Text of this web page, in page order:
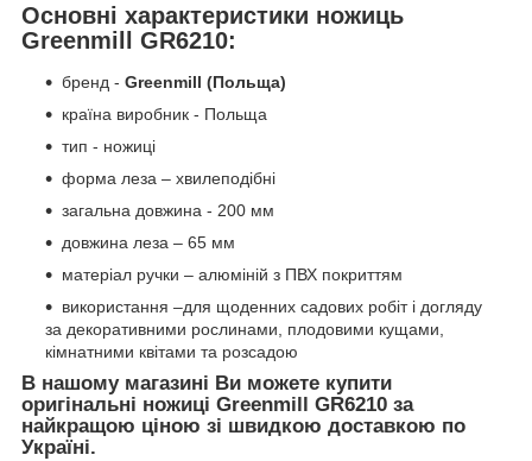
Основні характеристики ножиць
Greenmill GR6210:
бренд - Greenmill (Польща)
країна виробник - Польща
тип - ножиці
форма леза – хвилеподібні
загальна довжина - 200 мм
довжина леза – 65 мм
матеріал ручки – алюміній з ПВХ покриттям
використання –для щоденних садових робіт і догляду
за декоративними рослинами, плодовими кущами,
кімнатними квітами та розсадою
В нашому магазині Ви можете купити
оригінальні ножиці Greenmill GR6210 за
найкращою ціною зі швидкою доставкою по
Україні.